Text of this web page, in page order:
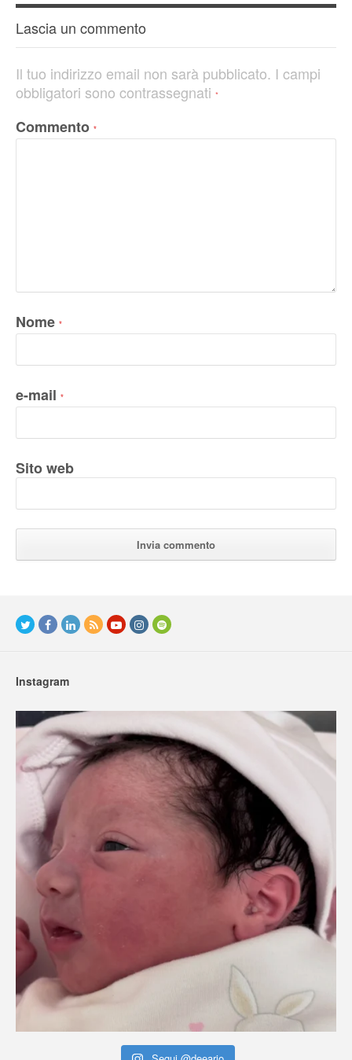
Lascia un commento
Il tuo indirizzo email non sarà pubblicato. I campi
obbligatori sono contrassegnati *
Commento *
Nome *
e-mail *
Sito web
Instagram